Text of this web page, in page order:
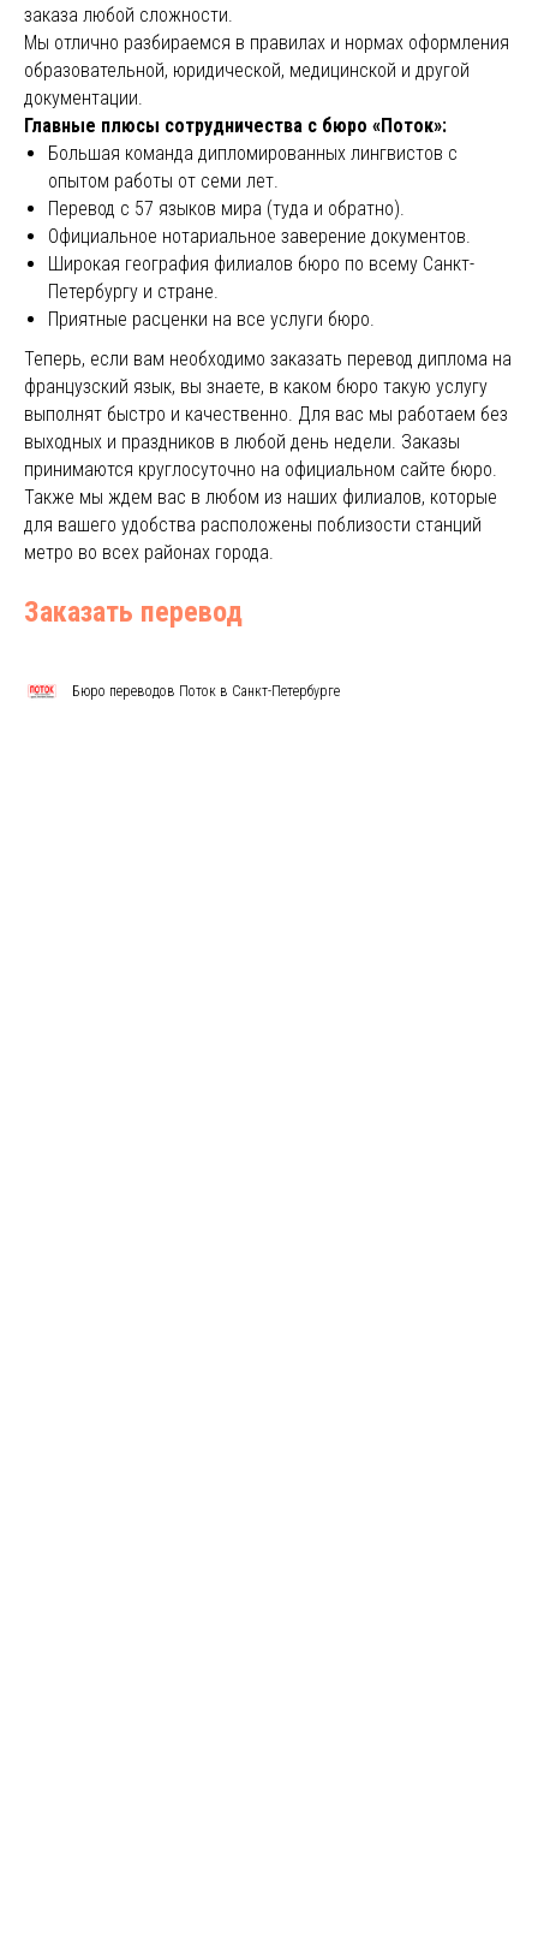
заказа любой сложности.
Мы отлично разбираемся в правилах и нормах оформления
образовательной, юридической, медицинской и другой
документации.
Главные плюсы сотрудничества с бюро «Поток»:
Большая команда дипломированных лингвистов с
опытом работы от семи лет.
Перевод с 57 языков мира (туда и обратно).
Официальное нотариальное заверение документов.
Широкая география филиалов бюро по всему Санкт-
Петербургу и стране.
Приятные расценки на все услуги бюро.
Теперь, если вам необходимо заказать перевод диплома на
французский язык, вы знаете, в каком бюро такую услугу
выполнят быстро и качественно. Для вас мы работаем без
выходных и праздников в любой день недели. Заказы
принимаются круглосуточно на официальном сайте бюро.
Также мы ждем вас в любом из наших филиалов, которые
для вашего удобства расположены поблизости станций
метро во всех районах города.
Заказать перевод
Бюро переводов Поток в Санкт-Петербурге